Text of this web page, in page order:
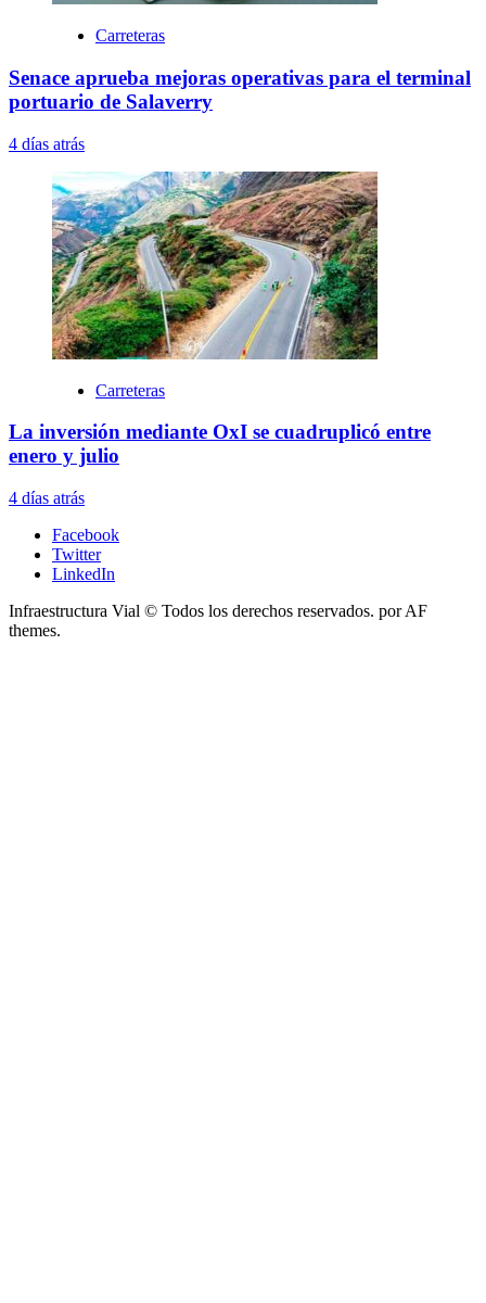
Carreteras
Senace aprueba mejoras operativas para el terminal
portuario de Salaverry
4 días atrás
Carreteras
La inversión mediante OxI se cuadruplicó entre
enero y julio
4 días atrás
Facebook
Twitter
LinkedIn
Infraestructura Vial © Todos los derechos reservados. por AF
themes.